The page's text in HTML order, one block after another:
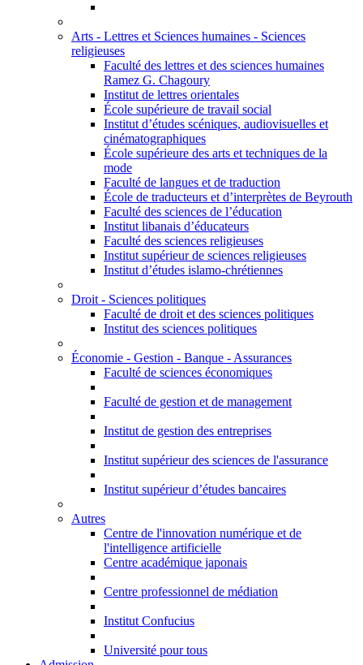
Arts - Lettres et Sciences humaines - Sciences
religieuses
Faculté des lettres et des sciences humaines
Ramez G. Chagoury
Institut de lettres orientales
École supérieure de travail social
Institut d’études scéniques, audiovisuelles et
cinématographiques
École supérieure des arts et techniques de la
mode
Faculté de langues et de traduction
École de traducteurs et d’interprètes de Beyrouth
Faculté des sciences de l’éducation
Institut libanais d’éducateurs
Faculté des sciences religieuses
Institut supérieur de sciences religieuses
Institut d’études islamo-chrétiennes
Droit - Sciences politiques
Faculté de droit et des sciences politiques
Institut des sciences politiques
Économie - Gestion - Banque - Assurances
Faculté de sciences économiques
Faculté de gestion et de management
Institut de gestion des entreprises
Institut supérieur des sciences de l'assurance
Institut supérieur d’études bancaires
Autres
Centre de l'innovation numérique et de
l'intelligence artificielle
Centre académique japonais
Centre professionnel de médiation
Institut Confucius
Université pour tous